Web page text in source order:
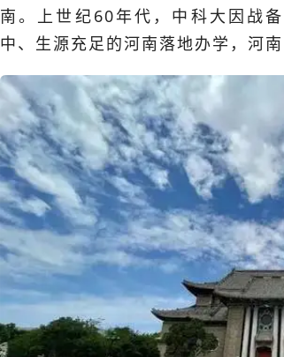
南。上世纪60年代，中科大因战
中、生源充足的河南落地办学，河